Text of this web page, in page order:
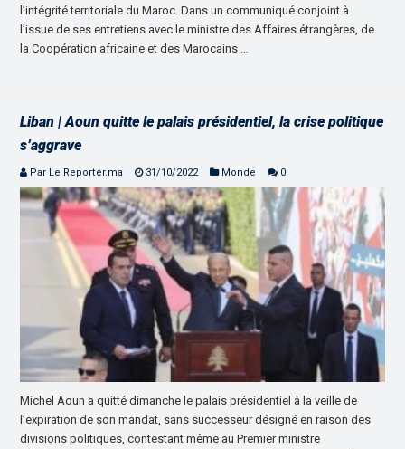
l’intégrité territoriale du Maroc. Dans un communiqué conjoint à
l’issue de ses entretiens avec le ministre des Affaires étrangères, de
la Coopération africaine et des Marocains …
Liban | Aoun quitte le palais présidentiel, la crise politique
s’aggrave
Par Le Reporter.ma 31/10/2022 Monde 0
Michel Aoun a quitté dimanche le palais présidentiel à la veille de
l’expiration de son mandat, sans successeur désigné en raison des
divisions politiques, contestant même au Premier ministre